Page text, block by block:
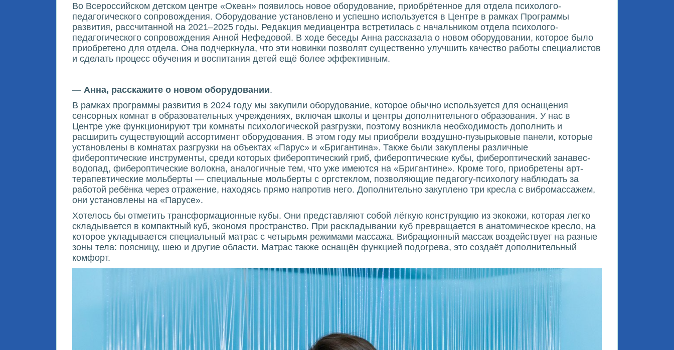
Во Всероссийском детском центре «Океан» появилось новое оборудование, приобрётенное для отдела психолого-
педагогического сопровождения. Оборудование установлено и успешно используется в Центре в рамках Программы
развития, рассчитанной на 2021–2025 годы. Редакция медиацентра встретилась с начальником отдела психолого-
педагогического сопровождения Анной Нефедовой. В ходе беседы Анна рассказала о новом оборудовании, которое было
приобретено для отдела. Она подчеркнула, что эти новинки позволят существенно улучшить качество работы специалистов
и сделать процесс обучения и воспитания детей ещё более эффективным.
— Анна, расскажите о новом оборудовании.
В рамках программы развития в 2024 году мы закупили оборудование, которое обычно используется для оснащения
сенсорных комнат в образовательных учреждениях, включая школы и центры дополнительного образования. У нас в
Центре уже функционируют три комнаты психологической разгрузки, поэтому возникла необходимость дополнить и
расширить существующий ассортимент оборудования. В этом году мы приобрели воздушно-пузырьковые панели, которые
установлены в комнатах разгрузки на объектах «Парус» и «Бригантина». Также были закуплены различные
фибероптические инструменты, среди которых фибероптический гриб, фибероптические кубы, фибероптический занавес-
водопад, фибероптические волокна, аналогичные тем, что уже имеются на «Бригантине». Кроме того, приобретены арт-
терапевтические мольберты — специальные мольберты с оргстеклом, позволяющие педагогу-психологу наблюдать за
работой ребёнка через отражение, находясь прямо напротив него. Дополнительно закуплено три кресла с вибромассажем,
они установлены на «Парусе».
Хотелось бы отметить трансформационные кубы. Они представляют собой лёгкую конструкцию из экокожи, которая легко
складывается в компактный куб, экономя пространство. При раскладывании куб превращается в анатомическое кресло, на
которое укладывается специальный матрас с четырьмя режимами массажа. Вибрационный массаж воздействует на разные
зоны тела: поясницу, шею и другие области. Матрас также оснащён функцией подогрева, это создаёт дополнительный
комфорт.